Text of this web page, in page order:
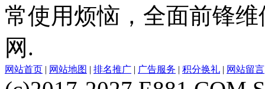
常使用烦恼，全面前锋
网.
网站首页 | 网站地图 | 排名推广 | 广告服务 | 积分换礼 | 网站留言